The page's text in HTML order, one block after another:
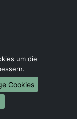
um die
Cookies